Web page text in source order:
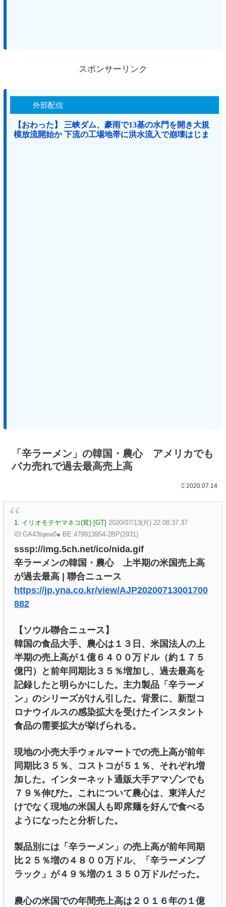
スポンサーリンク
外部配信
【おわった】 三峡ダム、豪雨で13基の水門を開き大規
模放流開始か 下流の工場地帯に洪水流入で崩壊はじま
る
「辛ラーメン」の韓国・農心 アメリカでも
バカ売れで過去最高売上高
2020.07.14
1: イリオモテヤマネコ(茸) [GT] 2020/07/13(月) 22:08:37.37
ID:GA43tqew0● BE:479913954-2BP(2931)
sssp://img.5ch.net/ico/nida.gif
辛ラーメンの韓国・農心 上半期の米国売上高
が過去最高 | 聯合ニュース
https://jp.yna.co.kr/view/AJP20200713001700
882
【ソウル聯合ニュース】
韓国の食品大手、農心は１３日、米国法人の上
半期の売上高が１億６４００万ドル（約１７５
億円）と前年同期比３５％増加し、過去最高を
記録したと明らかにした。主力製品「辛ラーメ
ン」のシリーズがけん引した。背景に、新型コ
ロナウイルスの感染拡大を受けたインスタント
食品の需要拡大が挙げられる。
現地の小売大手ウォルマートでの売上高が前年
同期比３５％、コストコが５１％、それぞれ増
加した。インターネット通販大手アマゾンでも
７９％伸びた。これについて農心は、東洋人だ
けでなく現地の米国人も即席麺を好んで食べる
ようになったと分析した。
製品別には「辛ラーメン」の売上高が前年同期
比２５％増の４８００万ドル、「辛ラーメンブ
ラック」が４９％増の１３５０万ドルだった。
農心の米国での年間売上高は２０１６年の１億